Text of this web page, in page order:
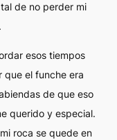
de no perder mi
esos tiempos
que el funche era
de que eso
querido y especial.
roca se quede en